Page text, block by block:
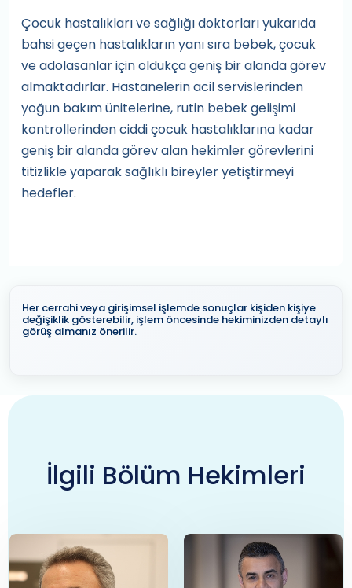
Çocuk hastalıkları ve sağlığı doktorları yukarıda
bahsi geçen hastalıkların yanı sıra bebek, çocuk
ve adolasanlar için oldukça geniş bir alanda görev
almaktadırlar. Hastanelerin acil servislerinden
yoğun bakım ünitelerine, rutin bebek gelişimi
kontrollerinden ciddi çocuk hastalıklarına kadar
geniş bir alanda görev alan hekimler görevlerini
titizlikle yaparak sağlıklı bireyler yetiştirmeyi
hedefler.
Her cerrahi veya girişimsel işlemde sonuçlar kişiden kişiye
değişiklik gösterebilir, işlem öncesinde hekiminizden detaylı
görüş almanız önerilir.
İlgili Bölüm Hekimleri